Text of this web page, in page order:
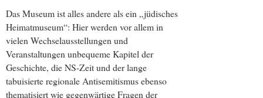
Das Museum ist alles andere als ein „jüdisches
Heimatmuseum“: Hier werden vor allem in
vielen Wechselausstellungen und
Veranstaltungen unbequeme Kapitel der
Geschichte, die NS-Zeit und der lange
tabuisierte regionale Antisemitismus ebenso
thematisiert wie gegenwärtige Fragen der